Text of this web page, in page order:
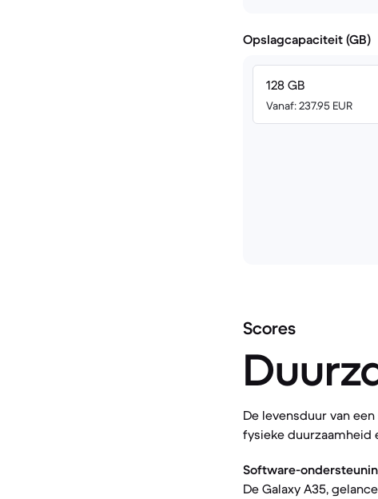
Opslagcapaciteit (GB)
128 GB
Vanaf: 237.95 EUR
Scores
De levensduur van
fysieke duurzaamheid
Software-
De Galaxy A35,